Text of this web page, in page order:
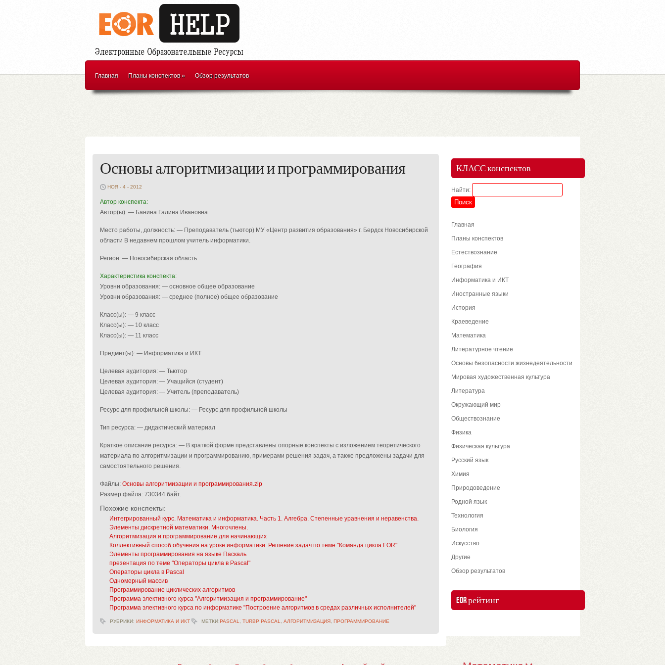
Главная Планы конспектов» Обзор результатов
Основы алгоритмизации и программирования
НОЯ - 4 - 2012
Автор конспекта:
Автор(ы): — Банина Галина Ивановна
Место работы, должность: — Преподаватель (тьютор) МУ «Центр развития образования» г. Бердск Новосибирской
области В недавнем прошлом учитель информатики.
Регион: — Новосибирская область
Характеристика конспекта:
Уровни образования: — основное общее образование
Уровни образования: — среднее (полное) общее образование
Класс(ы): — 9 класс
Класс(ы): — 10 класс
Класс(ы): — 11 класс
Предмет(ы): — Информатика и ИКТ
Целевая аудитория: — Тьютор
Целевая аудитория: — Учащийся (студент)
Целевая аудитория: — Учитель (преподаватель)
Ресурс для профильной школы: — Ресурс для профильной школы
Тип ресурса: — дидактический материал
Краткое описание ресурса: — В краткой форме представлены опорные конспекты с изложением теоретического
материала по алгоритмизации и программированию, примерами решения задач, а также предложены задачи для
самостоятельного решения.
Файлы: Основы алгоритмизации и программирования.zip
Размер файла: 730344 байт.
Похожие конспекты:
Интегрированный курс. Математика и информатика. Часть 1. Алгебра. Степенные уравнения и неравенства.
Элементы дискретной математики. Многочлены.
Алгоритмизация и программирование для начинающих
Коллективный способ обучения на уроке информатики. Решение задач по теме "Команда цикла FOR".
Элементы программирования на языке Паскаль
презентация по теме "Операторы цикла в Pascal"
Операторы цикла в Pascal
Одномерный массив
Программирование циклических алгоритмов
Программа элективного курса "Алгоритмизация и программирование"
Программа элективного курса по информатике "Построение алгоритмов в средах различных исполнителей"
РУБРИКИ: ИНФОРМАТИКА И ИКТ МЕТКИ:PASCAL TURBP PASCAL АЛГОРИТМИЗАЦИЯ ПРОГРАММИРОВАНИЕ
КЛАСС конспектов
Найти:
Главная
Планы конспектов
Естествознание
География
Информатика и ИКТ
Иностранные языки
История
Краеведение
Математика
Литературное чтение
Основы безопасности жизнедеятельности
Мировая художественная культура
Литература
Окружающий мир
Обществознание
Физика
Физическая культура
Русский язык
Химия
Природоведение
Родной язык
Технология
Биология
Искусство
Другие
Обзор результатов
EOR рейтинг